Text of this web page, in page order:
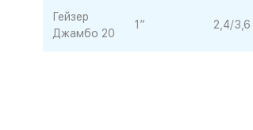
Гейзер
Джамбо 20
1” 2,4/3,6